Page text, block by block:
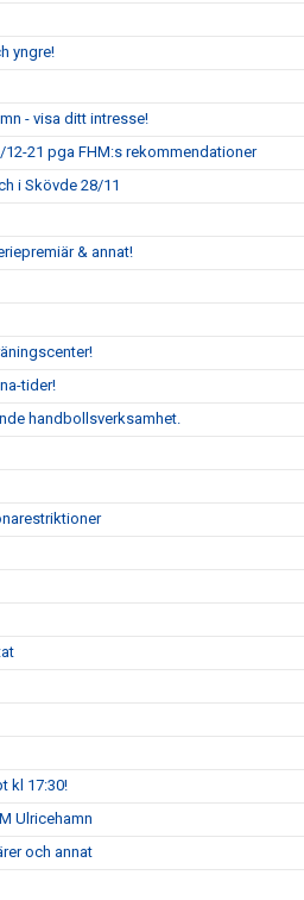
yngre!
- visa ditt intresse!
21 pga FHM:s rekommendationer
i Skövde 28/11
& annat!
tider!
handbollsverksamhet.
kl 17:30!
Ulricehamn
och annat